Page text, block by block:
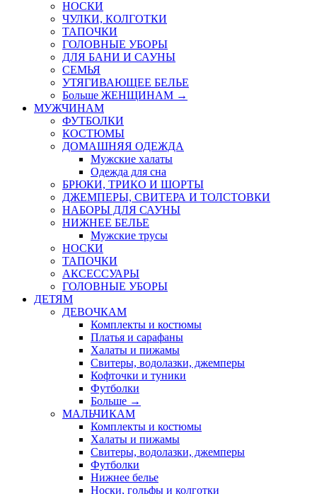
НОСКИ
ЧУЛКИ, КОЛГОТКИ
ТАПОЧКИ
ГОЛОВНЫЕ УБОРЫ
ДЛЯ БАНИ И САУНЫ
СЕМЬЯ
УТЯГИВАЮЩЕЕ БЕЛЬЕ
Больше ЖЕНЩИНАМ →
МУЖЧИНАМ
ФУТБОЛКИ
КОСТЮМЫ
ДОМАШНЯЯ ОДЕЖДА
Мужские халаты
Одежда для сна
БРЮКИ, ТРИКО И ШОРТЫ
ДЖЕМПЕРЫ, СВИТЕРА И ТОЛСТОВКИ
НАБОРЫ ДЛЯ САУНЫ
НИЖНЕЕ БЕЛЬЕ
Мужские трусы
НОСКИ
ТАПОЧКИ
АКСЕССУАРЫ
ГОЛОВНЫЕ УБОРЫ
ДЕТЯМ
ДЕВОЧКАМ
Комплекты и костюмы
Платья и сарафаны
Халаты и пижамы
Свитеры, водолазки, джемперы
Кофточки и туники
Футболки
Больше →
МАЛЬЧИКАМ
Комплекты и костюмы
Халаты и пижамы
Свитеры, водолазки, джемперы
Футболки
Нижнее белье
Носки, гольфы и колготки